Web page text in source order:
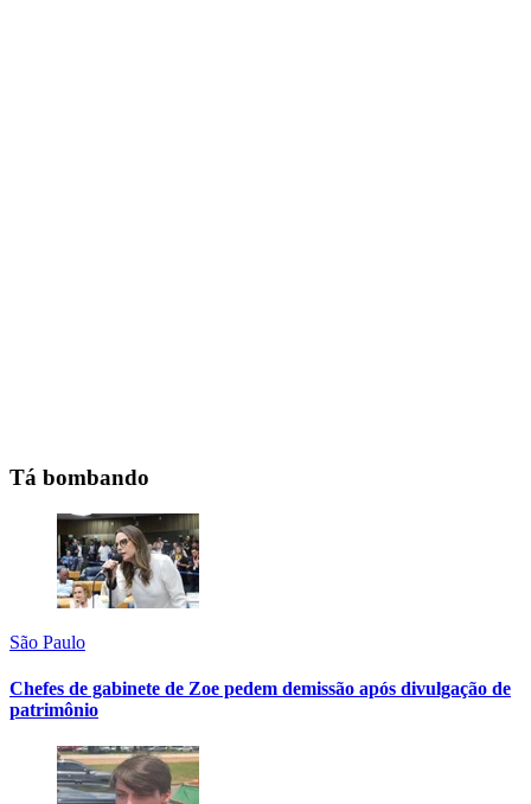
Tá bombando
São Paulo
Chefes de gabinete de Zoe pedem demissão após divulgação de
patrimônio